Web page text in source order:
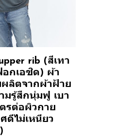
rib (สีเทา
อกเอซิด) ผ้า
ลิตจากผ้าฝ้าย
มรู้สึกนุ่มฟู เบา
รต่อผิวกาย
ดีไม่เหนียว